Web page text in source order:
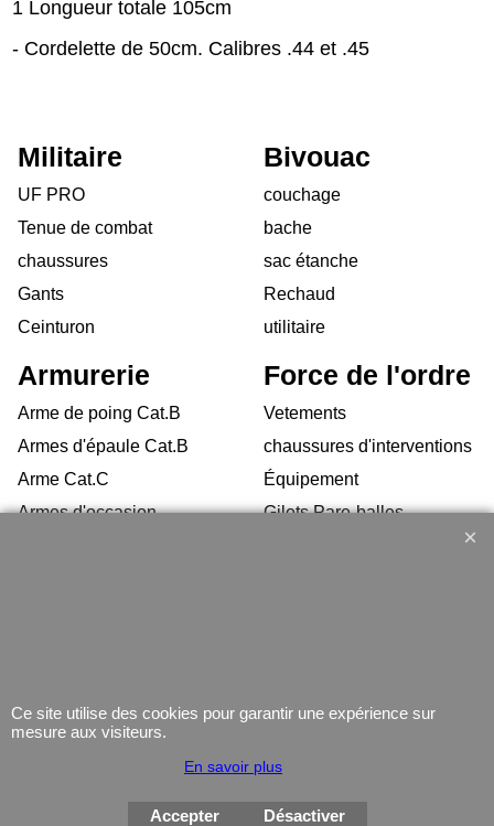
1 Longueur totale 105cm
- Cordelette de 50cm. Calibres .44 et .45
Militaire
UF PRO
Tenue de combat
chaussures
Gants
Ceinturon
Bivouac
couchage
bache
sac étanche
Rechaud
utilitaire
Armurerie
Arme de poing Cat.B
Armes d'épaule Cat.B
Arme Cat.C
Armes d'occasion
Force de l'ordre
Vetements
chaussures d'interventions
Équipement
Gilets Pare-balles
Ce site utilise des cookies pour garantir une expérience sur
mesure aux visiteurs.
En savoir plus
Accepter Désactiver